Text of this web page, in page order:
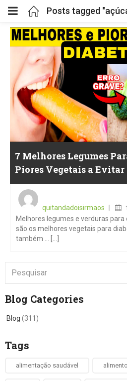
7 Melhores Legumes
Piores Vegetais a Evitar
quitandadoisirmaos
Melhores legumes e verduras para
são os melhores vegetais para
também … [...]
Blog Categories
Blog (311)
Tags
alimentação saudável